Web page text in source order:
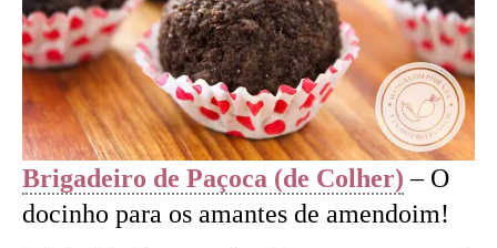
Brigadeiro de Paçoca (de Colher) – O
docinho para os amantes de amendoim!